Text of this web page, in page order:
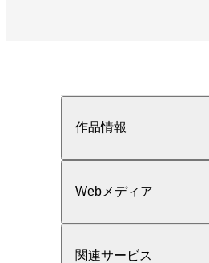
作品情報
Webメディア
関連サービス